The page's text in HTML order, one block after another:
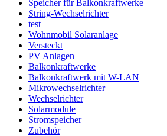
Speicher für Balkonkraftwerke
String-Wechselrichter
test
Wohnmobil Solaranlage
Versteckt
PV Anlagen
Balkonkraftwerke
Balkonkraftwerk mit W-LAN
Mikrowechselrichter
Wechselrichter
Solarmodule
Stromspeicher
Zubehör